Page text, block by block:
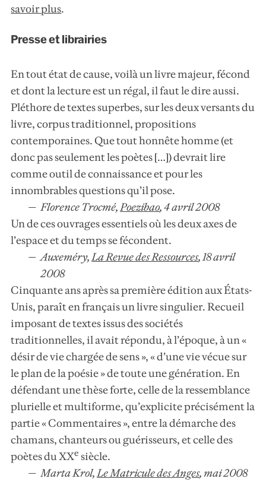
savoir plus.
Presse et librairies
En tout état de cause, voilà un livre majeur, fécond
et dont la lecture est un régal, il faut le dire aussi.
Pléthore de textes superbes, sur les deux versants du
livre, corpus traditionnel, propositions
contemporaines. Que tout honnête homme (et
donc pas seulement les poètes […]) devrait lire
comme outil de connaissance et pour les
innombrables questions qu’il pose.
Florence Trocmé,Poezibao,4 avril 2008
Un de ces ouvrages essentiels où les deux axes de
l’espace et du temps se fécondent.
Auxeméry,La Revue des Ressources,18 avril
2008
Cinquante ans après sa première édition aux États-
Unis, paraît en français un livre singulier. Recueil
imposant de textes issus des sociétés
traditionnelles, il avait répondu, à l’époque, à un «
désir de vie chargée de sens », « d’une vie vécue sur
le plan de la poésie » de toute une génération. En
défendant une thèse forte, celle de la ressemblance
plurielle et multiforme, qu’explicite précisément la
partie « Commentaires », entre la démarche des
chamans, chanteurs ou guérisseurs, et celle des
poètes du XXe siècle.
Marta Krol,Le Matricule des Anges,mai 2008